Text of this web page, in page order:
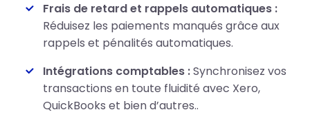
Frais de retard et rappels automatiques :
Réduisez les paiements manqués grâce aux
rappels et pénalités automatiques.
Intégrations comptables :Synchronisez vos
transactions en toute fluidité avec Xero,
QuickBooks et bien d’autres..